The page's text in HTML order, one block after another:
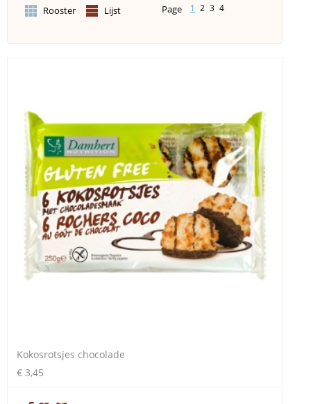
Rooster Lijst Page 1 2 3 4
Kokosrotsjes chocolade
€ 3,45